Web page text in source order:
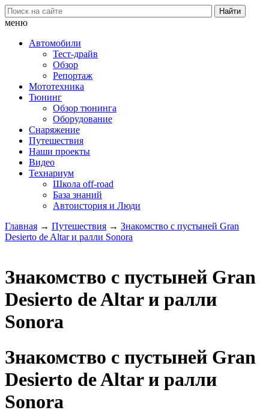
меню
Автомобили
Тест-драйв
Обзор
Репортаж
Мототехника
Тюнинг
Обзор тюнинга
Оборудование
Снаряжение
Путешествия
Наши проекты
Видео
Технариум
Школа off-road
База знаний
Автоистория и Люди
Главная → Путешествия → Знакомство с пустыней Gran
Desierto de Altar и ралли Sonora
Знакомство с пустыней Gran
Desierto de Altar и ралли
Sonora
Знакомство с пустыней Gran
Desierto de Altar и ралли
Sonora